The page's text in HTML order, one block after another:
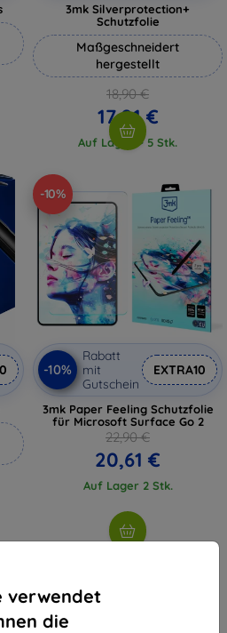
verwendet
die
3mk Silverprotection+
Schutzfolie
Maßgeschneidert
hergestellt
18,90 €
17,01 €
Auf Lager > 5 Stk.
-10%
-10%
Rabatt
mit
Gutschein
EXTRA10
3mk Paper Feeling Schutzfolie
für Microsoft Surface Go 2
22,90 €
20,61 €
Auf Lager 2 Stk.